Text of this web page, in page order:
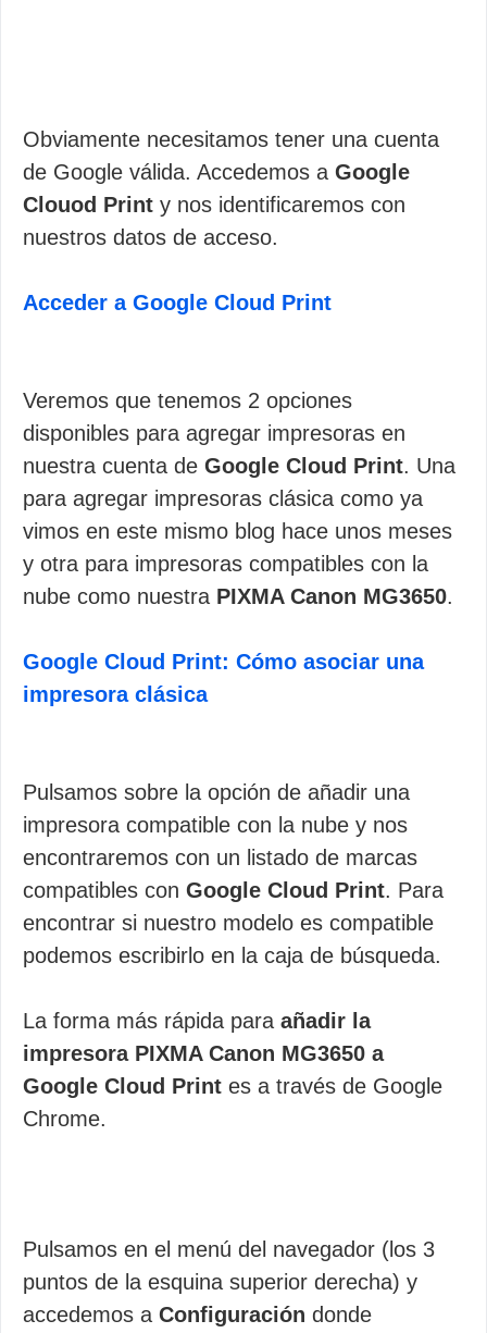
Obviamente necesitamos tener una cuenta
de Google válida. Accedemos a Google
Clouod Print y nos identificaremos con
nuestros datos de acceso.
Acceder a Google Cloud Print
Veremos que tenemos 2 opciones
disponibles para agregar impresoras en
nuestra cuenta de Google Cloud Print. Una
para agregar impresoras clásica como ya
vimos en este mismo blog hace unos meses
y otra para impresoras compatibles con la
nube como nuestra PIXMA Canon MG3650.
Google Cloud Print: Cómo asociar una
impresora clásica
Pulsamos sobre la opción de añadir una
impresora compatible con la nube y nos
encontraremos con un listado de marcas
compatibles con Google Cloud Print. Para
encontrar si nuestro modelo es compatible
podemos escribirlo en la caja de búsqueda.
La forma más rápida para añadir la
impresora PIXMA Canon MG3650 a
Google Cloud Print es a través de Google
Chrome.
Pulsamos en el menú del navegador (los 3
puntos de la esquina superior derecha) y
accedemos a Configuración donde